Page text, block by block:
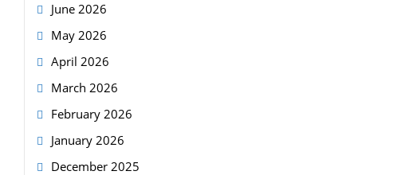
June 2026
May 2026
April 2026
March 2026
February 2026
January 2026
December 2025